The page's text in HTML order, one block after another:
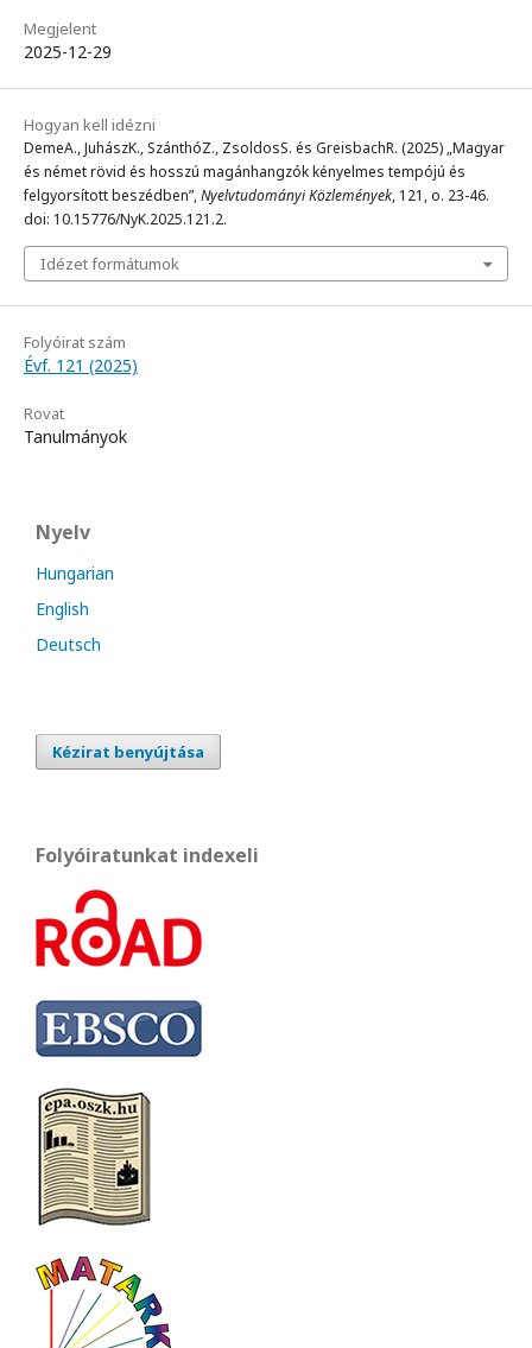
Megjelent
2025-12-29
Hogyan kell idézni
DemeA., JuhászK., SzánthóZ., ZsoldosS. és GreisbachR. (2025) „Magyar
és német rövid és hosszú magánhangzók kényelmes tempójú és
felgyorsított beszédben”,Nyelvtudományi Közlemények, 121, o. 23-46.
doi: 10.15776/NyK.2025.121.2.
Idézet formátumok
Folyóirat szám
Évf. 121 (2025)
Rovat
Tanulmányok
Nyelv
Hungarian
English
Deutsch
Kézirat benyújtása
Folyóiratunkat indexeli